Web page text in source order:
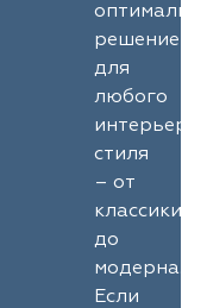
решение
для
любого
стиля
– от
классики
до
модерна.
Если